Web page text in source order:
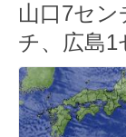
山口7セ
チ、広島1